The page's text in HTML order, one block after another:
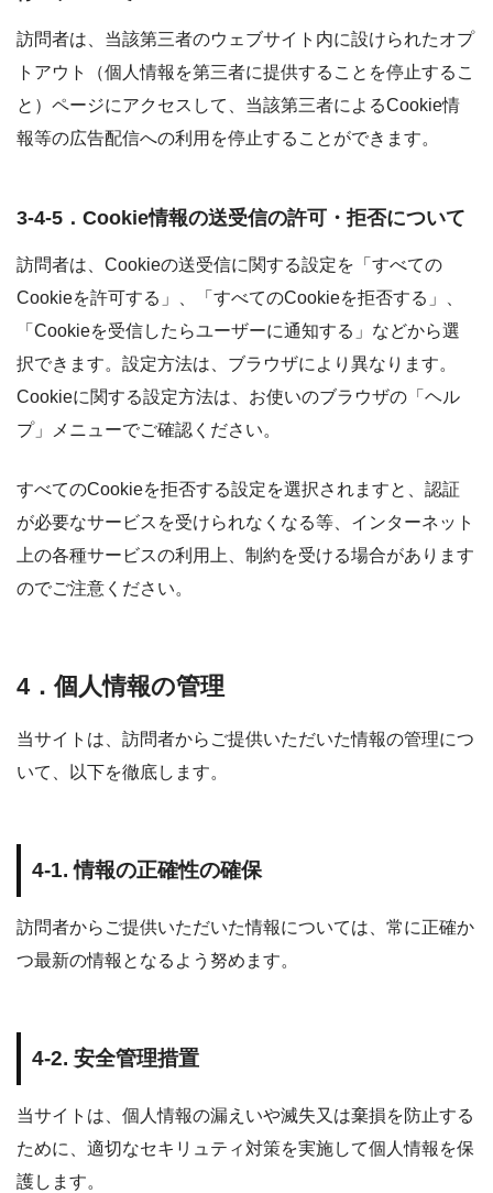
訪問者は、当該第三者のウェブサイト内に設けられたオプ
トアウト（個人情報を第三者に提供することを停止するこ
と）ページにアクセスして、当該第三者によるCookie情
報等の広告配信への利用を停止することができます。
3-4-5．Cookie情報の送受信の許可・拒否について
訪問者は、Cookieの送受信に関する設定を「すべての
Cookieを許可する」、「すべてのCookieを拒否する」、
「Cookieを受信したらユーザーに通知する」などから選
択できます。設定方法は、ブラウザにより異なります。
Cookieに関する設定方法は、お使いのブラウザの「ヘル
プ」メニューでご確認ください。
すべてのCookieを拒否する設定を選択されますと、認証
が必要なサービスを受けられなくなる等、インターネット
上の各種サービスの利用上、制約を受ける場合があります
のでご注意ください。
4．個人情報の管理
当サイトは、訪問者からご提供いただいた情報の管理につ
いて、以下を徹底します。
4-1. 情報の正確性の確保
訪問者からご提供いただいた情報については、常に正確か
つ最新の情報となるよう努めます。
4-2. 安全管理措置
当サイトは、個人情報の漏えいや滅失又は棄損を防止する
ために、適切なセキリュティ対策を実施して個人情報を保
護します。